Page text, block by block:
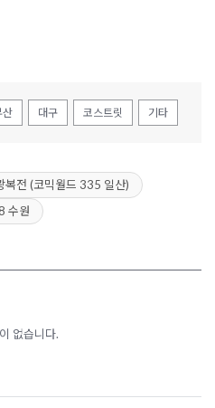
산 대구 코스트릿 기타
복전 (코믹월드 335 일산)
수원
없습니다.